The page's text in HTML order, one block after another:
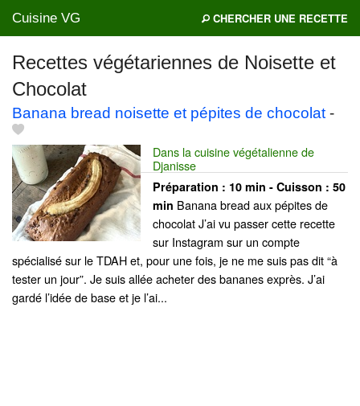
Cuisine VG CHERCHER UNE RECETTE
Recettes végétariennes de Noisette et
Chocolat
Banana bread noisette et pépites de chocolat -
Dans la cuisine végétalienne de
Djanisse
Préparation : 10 min - Cuisson : 50
min Banana bread aux pépites de
chocolat J’ai vu passer cette recette
sur Instagram sur un compte
spécialisé sur le TDAH et, pour une fois, je ne me suis pas dit “à
tester un jour”. Je suis allée acheter des bananes exprès. J’ai
gardé l’idée de base et je l’ai...